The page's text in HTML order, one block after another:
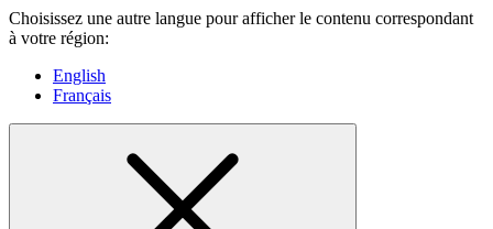
Choisissez une autre langue pour afficher le contenu correspondant
à votre région:
English
Français